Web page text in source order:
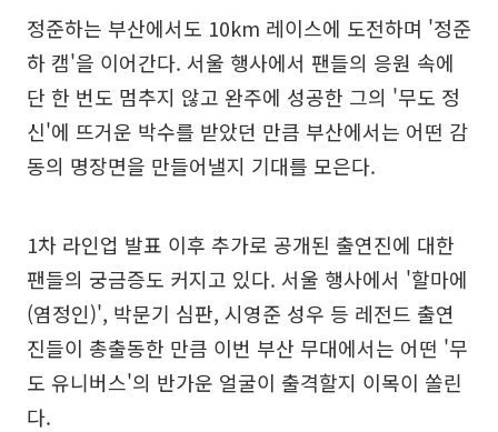
정준하는 부산에서도 10km 레이스에 도전하며 '정준
하 캠'을 이어간다. 서울 행사에서 팬들의 응원 속에
단 한 번도 멈추지 않고 완주에 성공한 그의 '무도 정
신'에 뜨거운 박수를 받았던 만큼 부산에서는 어떤 감
동의 명장면을 만들어낼지 기대를 모은다.
1차 라인업 발표 이후 추가로 공개된 출연진에 대한
팬들의 궁금증도 커지고 있다. 서울 행사에서 '할마에
(염정인)', 박문기 심판, 시영준 성우 등 레전드 출연
진들이 총출동한 만큼 이번 부산 무대에서는 어떤 '무
도 유니버스'의 반가운 얼굴이 출격할지 이목이 쏠린
다.